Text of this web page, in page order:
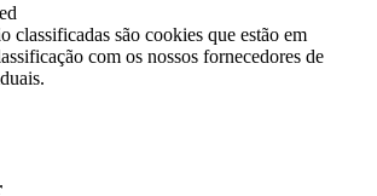
classificadas são cookies que estão em
com os nossos fornecedores de